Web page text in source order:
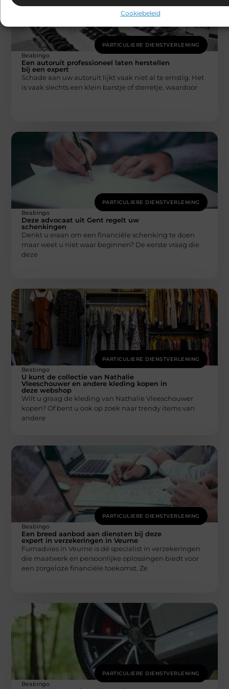
Cookiebeleid
PARTICULIERE DIENSTVERLENING
Beabingo
Een autoruit professioneel laten herstellen
bij een expert
Schade aan uw autoruit lijkt vaak niet al te ernstig. Het
is vaak slechts een klein barstje of sterretje, waardoor
PARTICULIERE DIENSTVERLENING
Beabingo
Deze advocaat uit Gent regelt uw
schenkingen
Denkt u eraan om een financiële schenking te doen
maar weet u niet waar beginnen? De eerste vraag die
deze
PARTICULIERE DIENSTVERLENING
Beabingo
U kunt de collectie van Nathalie
Vleeschouwer en andere kleding kopen in
deze webshop
Wilt u graag de kleding van Nathalie Vleeschouwer
kopen? Of bent u ook op zoek naar trendy items van
andere
PARTICULIERE DIENSTVERLENING
Beabingo
Een breed aanbod aan diensten bij deze
expert in verzekeringen in Veurne
Furnadvies in Veurne is dé specialist in verzekeringen
die maatwerk en persoonlijke oplossingen biedt voor
een zorgeloze financiële toekomst. Ze
PARTICULIERE DIENSTVERLENING
Beabingo